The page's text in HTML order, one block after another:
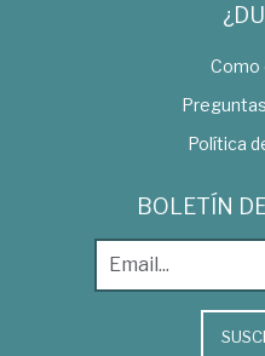
Como
Política
BOLETÍN